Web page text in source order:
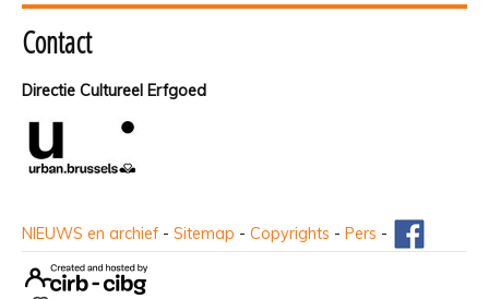
Contact
Directie Cultureel Erfgoed
NIEUWS en archief - Sitemap - Copyrights - Pers -